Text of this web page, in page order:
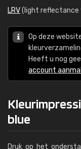
LRV(light reflectance
Op deze
Heeft u nog
account
blue
Druk op het